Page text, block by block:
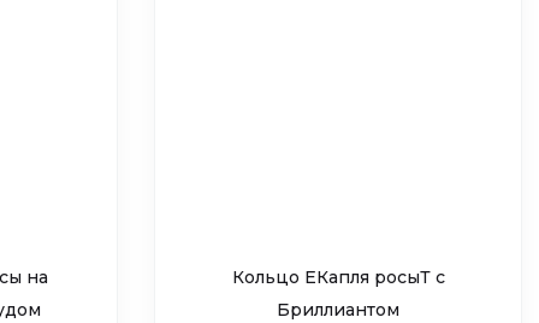
на
Кольцо ЕКапля росыТ c
Бриллиантом